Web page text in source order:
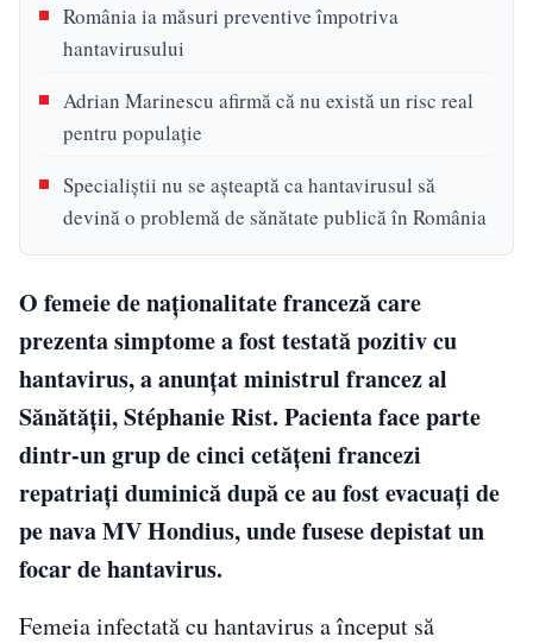
România ia măsuri preventive împotriva
hantavirusului
Adrian Marinescu afirmă că nu există un risc real
pentru populație
Specialiștii nu se așteaptă ca hantavirusul să
devină o problemă de sănătate publică în România
O femeie de naționalitate franceză care
prezenta simptome a fost testată pozitiv cu
hantavirus, a anunțat ministrul francez al
Sănătății, Stéphanie Rist. Pacienta face parte
dintr-un grup de cinci cetățeni francezi
repatriați duminică după ce au fost evacuați de
pe nava MV Hondius, unde fusese depistat un
focar de hantavirus.
Femeia infectată cu hantavirus a început să